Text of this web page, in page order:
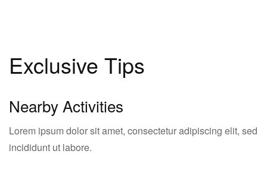
Exclusive Tips
Nearby Activities
Lorem ipsum dolor sit amet, consectetur adipiscing elit, sed
incididunt ut labore.